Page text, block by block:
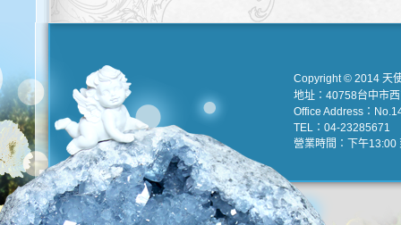
Copyright © 2014 天
地址：40758台中市
Office Address：
TEL：04-23285671
營業時間：下午13:00